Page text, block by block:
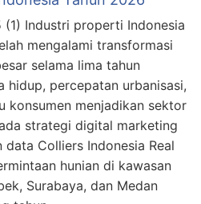
(1) Industri properti Indonesia
mengalami transformasi
selama lima tahun
hidup, percepatan urbanisasi,
konsumen menjadikan sektor
strategi digital marketing
Colliers Indonesia Real
hunian di kawasan
Surabaya, dan Medan